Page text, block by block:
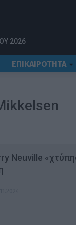
2026
ΕΠΙΚΑΙΡΟΤΗΤΑ
Neuville